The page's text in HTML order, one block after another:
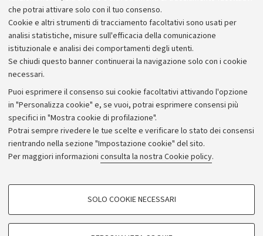
che potrai attivare solo con il tuo consenso.
Cookie e altri strumenti di tracciamento facoltativi sono usati per
analisi statistiche, misure sull'efficacia della comunicazione
istituzionale e analisi dei comportamenti degli utenti.
Se chiudi questo banner continuerai la navigazione solo con i cookie
necessari.
Puoi esprimere il consenso sui cookie facoltativi attivando l'opzione
in "Personalizza cookie" e, se vuoi, potrai esprimere consensi più
specifici in "Mostra cookie di profilazione".
Potrai sempre rivedere le tue scelte e verificare lo stato dei consensi
rientrando nella sezione "Impostazione cookie" del sito.
Per maggiori informazioni consulta la nostra Cookie policy.
COOKIE DI PROFILAZIONE - FACOLTATIVI
SOLO COOKIE NECESSARI
Piano strategico
Bilanci
Donazioni e 5x1000
Bandi, gare e concorsi
Albo online
Amministrazione trasparente
Atti di notifica
Informazioni sul sito e accessibilità
Dichiarazione di accessibilità
Privacy e note legali
Impostazioni Cookie